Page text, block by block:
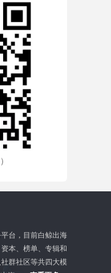
台，目前白鲸出海
本、榜单、专辑和
群社区等共四大模